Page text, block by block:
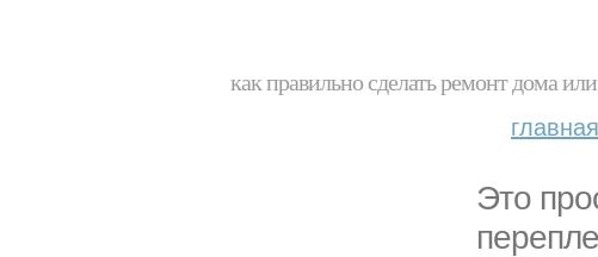
как правильно сделать ремонт дома
главная
Это